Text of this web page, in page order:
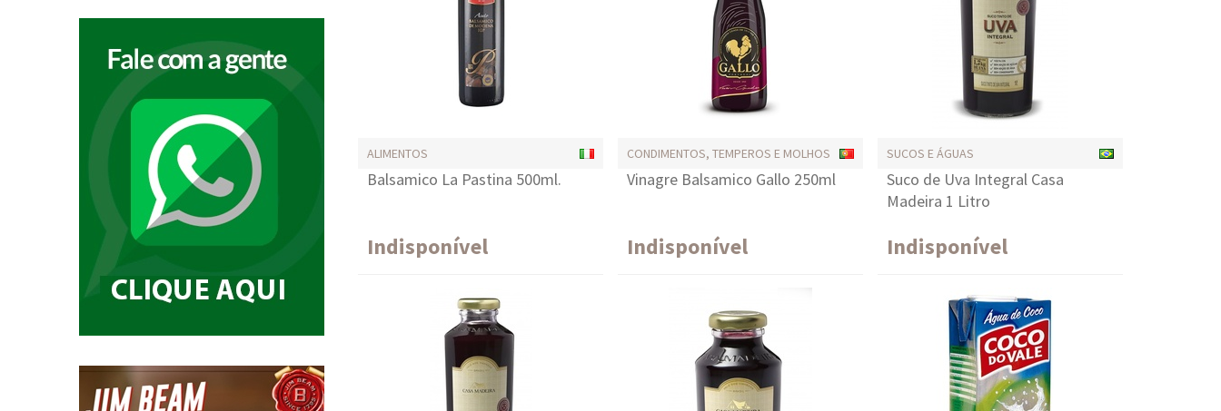
ALIMENTOS
Balsamico La Pastina 500ml.
Indisponível
CONDIMENTOS, TEMPEROS E MOLHOS
Vinagre Balsamico Gallo 250ml
Indisponível
SUCOS E ÁGUAS
Suco de Uva Integral Casa
Madeira 1 Litro
Indisponível